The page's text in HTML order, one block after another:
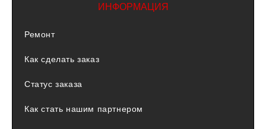
ИНФОРМАЦИЯ
Ремонт
Как сделать заказ
Статус заказа
Как стать нашим партнером